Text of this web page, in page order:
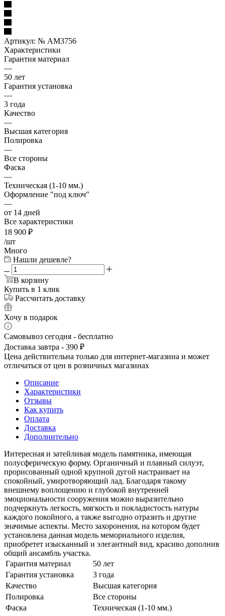
Артикул: № AM3756
Характеристики
Гарантия материал
—
50 лет
Гарантия установка
—
3 года
Качество
—
Высшая категория
Полировка
—
Все стороны
Фаска
—
Техническая (1-10 мм.)
Оформление "под ключ"
—
от 14 дней
Все характеристики
18 900 ₽
/шт
Много
Нашли дешевле?
В корзину
Купить в 1 клик
Рассчитать доставку
Хочу в подарок
Самовывоз сегодня - бесплатно
Доставка завтра - 390 ₽
Цена действительна только для интернет-магазина и может
отличаться от цен в розничных магазинах
Описание
Характеристики
Отзывы
Как купить
Оплата
Доставка
Дополнительно
Интересная и затейливая модель памятника, имеющая
полусферическую форму. Органичный и плавный силуэт,
прорисованный одной крупной дугой настраивает на
спокойный, умиротворяющий лад. Благодаря такому
внешнему воплощению и глубокой внутренней
эмоциональности сооружения можно выразительно
подчеркнуть легкость, мягкость и покладистость натуры
каждого покойного, а также выгодно отразить и другие
значимые аспекты. Место захоронения, на котором будет
установлена данная модель мемориального изделия,
приобретет изысканный и элегантный вид, красиво дополнив
общий ансамбль участка.
Гарантия материал
50 лет
Гарантия установка
3 года
Качество
Высшая категория
Полировка
Все стороны
Фаска
Техническая (1-10 мм.)